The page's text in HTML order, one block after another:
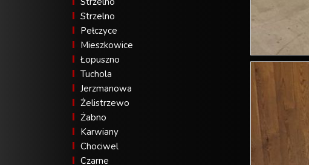
Strzelno
Pełczyce
Mieszkowice
Łopuszno
Tuchola
Jerzmanowa
Żelistrzewo
Żabno
Karwiany
Chociwel
Czarne